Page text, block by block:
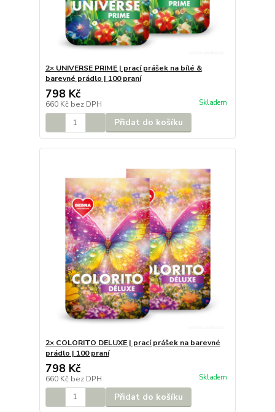
2× UNIVERSE PRIME | prací prášek na bílé &
barevné prádlo | 100 praní
798 Kč
660 Kč bez DPH Skladem
Přidat do košíku
2× COLORITO DELUXE | prací prášek na barevné
prádlo | 100 praní
798 Kč
660 Kč bez DPH Skladem
Přidat do košíku